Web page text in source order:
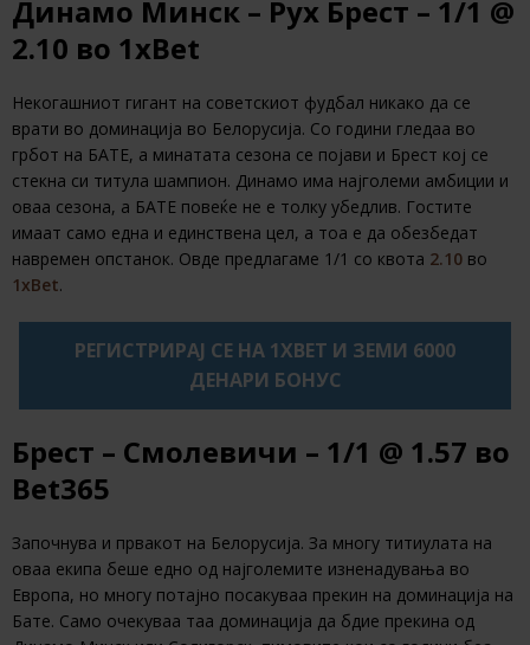
Динамо Минск – Рух Брест – 1/1 @
2.10 во 1xBet
Некогашниот гигант на советскиот фудбал никако да се
врати во доминација во Белорусија. Со години гледаа во
грбот на БАТЕ, а минатата сезона се појави и Брест кој се
стекна си титула шампион. Динамо има најголеми амбиции и
оваа сезона, а БАТЕ повеќе не е толку убедлив. Гостите
имаат само една и единствена цел, а тоа е да обезбедат
навремен опстанок. Овде предлагаме 1/1 со квота 2.10 во
1xBet.
РЕГИСТРИРАЈ СЕ НА 1XBET И ЗЕМИ 6000
ДЕНАРИ БОНУС
Брест – Смолевичи – 1/1 @ 1.57 во
Bet365
Започнува и првакот на Белорусија. За многу титиулата на
оваа екипа беше едно од најголемите изненадувања во
Европа, но многу потајно посакуваа прекин на доминација на
Бате. Само очекуваа таа доминација да бдие прекина од